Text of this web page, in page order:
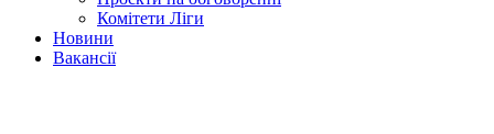
Комітети Ліги
Новини
Вакансії